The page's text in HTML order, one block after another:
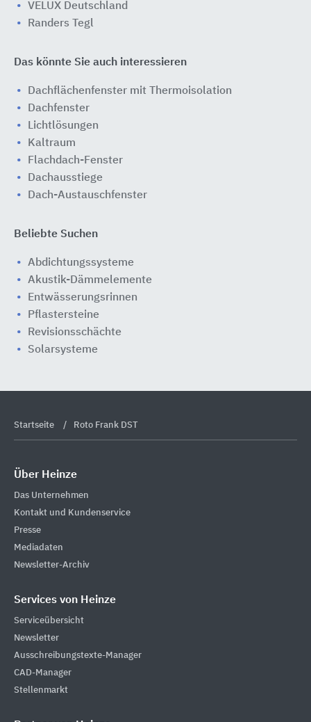
VELUX Deutschland
Randers Tegl
Das könnte Sie auch interessieren
Dachflächenfenster mit Thermoisolation
Dachfenster
Lichtlösungen
Kaltraum
Flachdach-Fenster
Dachausstiege
Dach-Austauschfenster
Beliebte Suchen
Abdichtungssysteme
Akustik-Dämmelemente
Entwässerungsrinnen
Pflastersteine
Revisionsschächte
Solarsysteme
Startseite Roto Frank DST
Über Heinze
Das Unternehmen
Kontakt und Kundenservice
Presse
Mediadaten
Newsletter-Archiv
Services von Heinze
Serviceübersicht
Newsletter
Ausschreibungstexte-Manager
CAD-Manager
Stellenmarkt